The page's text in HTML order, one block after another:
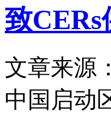
致
文章来源
中国启动